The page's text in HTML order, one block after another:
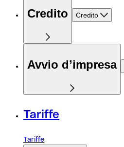
Credito Credito
Avvio d’impresa
Tariffe
Tariffe